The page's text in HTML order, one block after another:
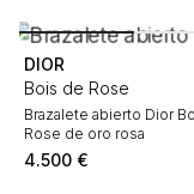
DIOR
Bois de Rose
Brazalete abierto Dior
Rose de oro rosa
4.500 €